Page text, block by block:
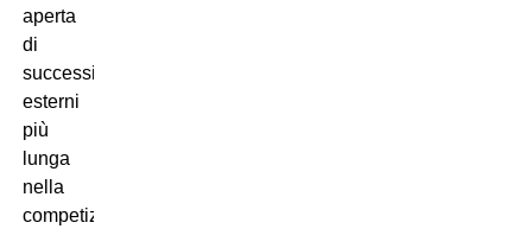
aperta
di
successi
esterni
più
lunga
nella
competizione.